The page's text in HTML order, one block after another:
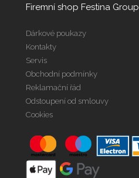
Firemní shop Festina Group
Dárkové poukazy
Kontakty
Servis
Obchodní podmínky
Reklamační řád
Odstoupení od smlouvy
Cookies